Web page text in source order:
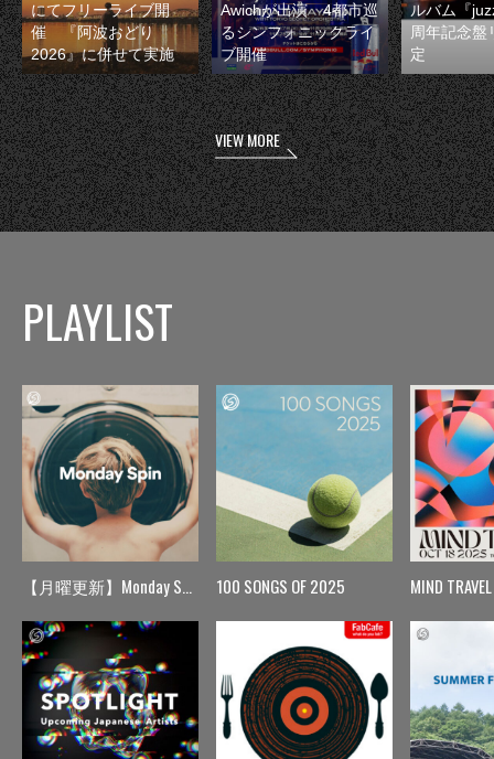
にてフリーライブ開
催 『阿波おどり
2026』に併せて実施
Awichが出演 4都市巡
るシンフォニックライ
ブ開催
ルバム『
周年記念盤
定
VIEW MORE
PLAYLIST
【月曜更新】Monday Spin 100 SONGS OF 2025 MIND TRAVEL